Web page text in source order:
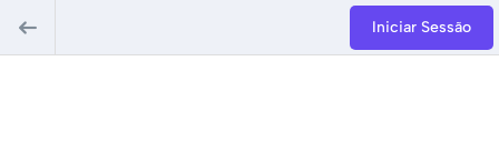
Iniciar Sessão